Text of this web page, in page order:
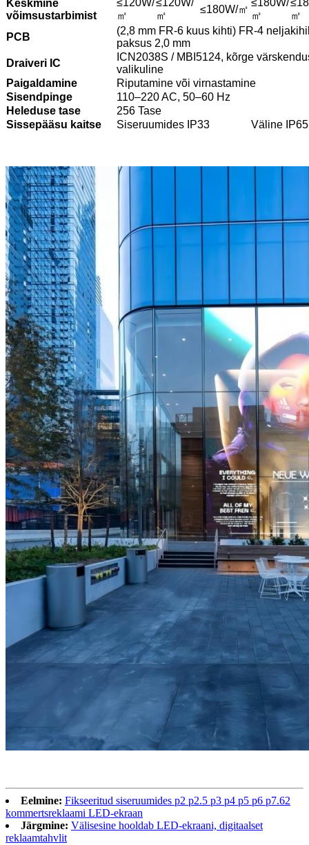
Keskmine
võimsustarbimist
≤120W/
㎡
≤120W/
㎡
≤180W/㎡
≤180W/
㎡
㎡
PCB
(2,8 mm FR-6 kuus kihti) FR-4
paksus 2,0 mm
Draiveri IC
ICN2038S / MBI5124, kõrge
valikuline
Paigaldamine
Riputamine või virnastamine
Sisendpinge
110–220 AC, 50–60 Hz
Heleduse tase
256 Tase
Sissepääsu kaitse
Siseruumides IP33 Väline IP65
Eelmine: Fikseeritud siseruumides p2 p2.5 p3 p4 p5 p6 p7.62
kommertsreklaami LED-ekraan
Järgmine: Välisesine hooldab LED-ekraani, digitaalset
reklaamtahvlit